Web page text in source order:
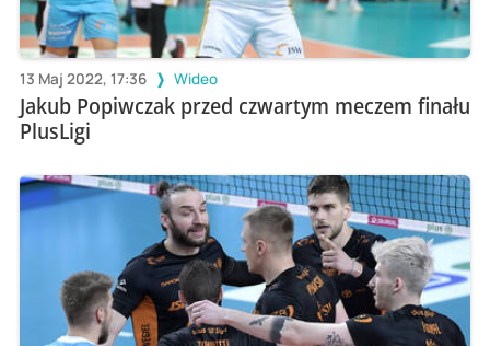
13 Maj 2022, 17:36 Wideo
Jakub Popiwczak przed czwartym meczem finału
PlusLigi